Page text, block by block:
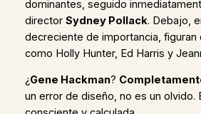
dominantes, seguido
director Sydney Pollack. Debajo,
decreciente de importancia,
como Holly Hunter, Ed Harris y
¿Gene Hackman?
un error de diseño, no es un olvido.